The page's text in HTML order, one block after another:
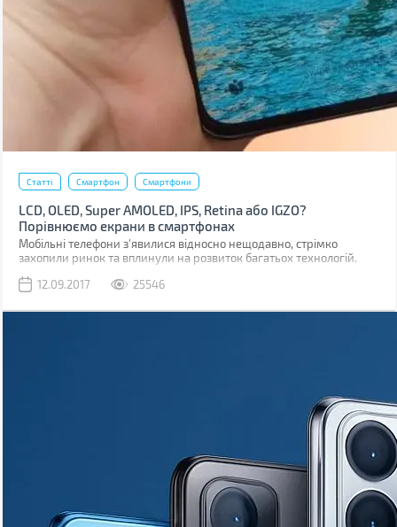
Статті Смартфон Смартфони
LCD, OLED, Super AMOLED, IPS, Retina або IGZO?
Порівнюємо екрани в смартфонах
Мобільні телефони з'явилися відносно нещодавно, стрімко
захопили ринок та вплинули на розвиток багатьох технологій.
12.09.2017
25546